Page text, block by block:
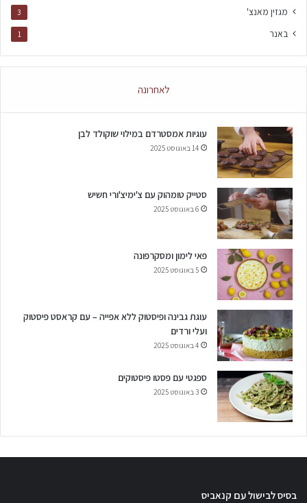
מגזין מאנצ' 3
באנר 1
לאחרונה
עוגיות אמסטרדם במילוי שוקולד לבן
14 באוגוסט 2025
סטייק טומהוק עם צ'ימיצ'ורי חשיש
6 באוגוסט 2025
פאי לימון ומסקרפונה
5 באוגוסט 2025
עוגת גבינה ופיסטוק ללא אפייה – עם קראסט פיסטוק
ועלי ורדים
4 באוגוסט 2025
ספגטי עם פסטו פיסטוקים
3 באוגוסט 2025
בסיס לבישול עם קנאביס